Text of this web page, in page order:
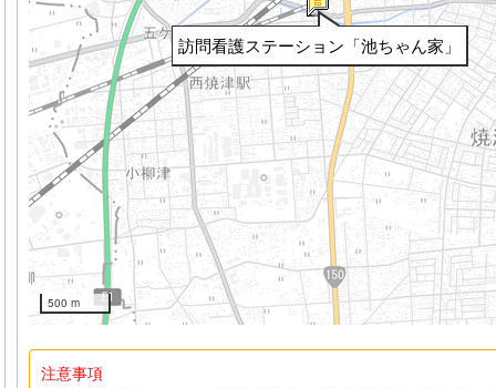
訪問看護ステーション「池ちゃん家」
500 m
注意事項